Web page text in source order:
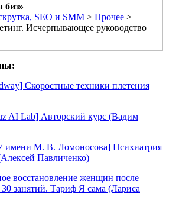
биз»
SEO и SMM > Прочее >
Исчерпывающее руководство
Скоростные техники плетения
AI Lab] Авторский курс (Вадим
М. В. Ломоносова] Психиатрия
Павличенко)
восстановление женщин после
30 занятий. Тариф Я сама (Лариса